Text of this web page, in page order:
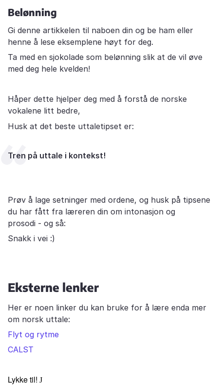
Belønning
Gi denne artikkelen til naboen din og be ham eller
henne å lese eksemplene høyt for deg.
Ta med en sjokolade som belønning slik at de vil øve
med deg hele kvelden!
Håper dette hjelper deg med å forstå de norske
vokalene litt bedre,
Husk at det beste uttaletipset er:
Tren på uttale i kontekst!
Prøv å lage setninger med ordene, og husk på tipsene
du har fått fra læreren din om intonasjon og
prosodi - og så:
Snakk i vei :)
Eksterne lenker
Her er noen linker du kan bruke for å lære enda mer
om norsk uttale:
Flyt og rytme
CALST
Lykke til! J